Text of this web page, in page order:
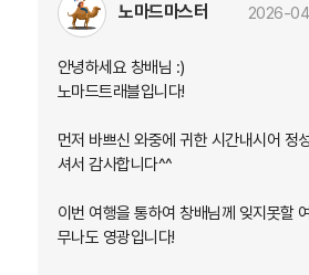
노마드마스터 2026-
안녕하세요 창배님 :)
노마드트래블입니다!
먼저 바쁘신 와중에 귀한 시간내시어 정
셔서 감사합니다^^
이번 여행을 통하여 창배님께 잊지못할
무나도 영광입니다!